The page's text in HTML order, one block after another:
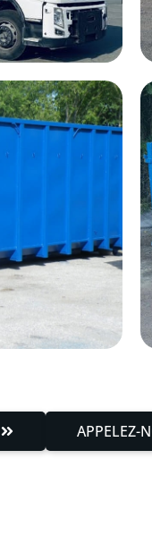
APPELEZ-